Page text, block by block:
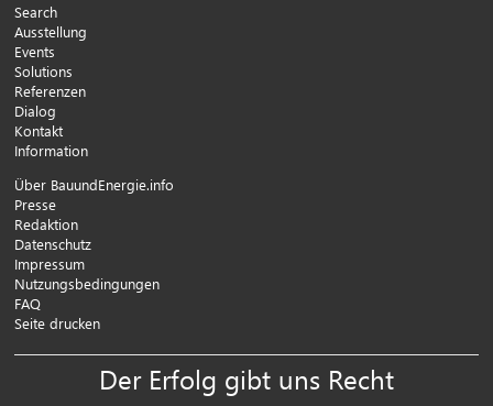
Search
Ausstellung
Events
Solutions
Referenzen
Dialog
Kontakt
Information
Über BauundEnergie.info
Presse
Redaktion
Datenschutz
Impressum
Nutzungsbedingungen
FAQ
Seite drucken
Der Erfolg gibt uns Recht